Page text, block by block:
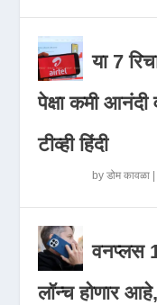
या 7
पेक्षा कमी आनंदी
टीव्ही हिंदी
byडोम कावळा
वनप्लस
लॉन्च होणार